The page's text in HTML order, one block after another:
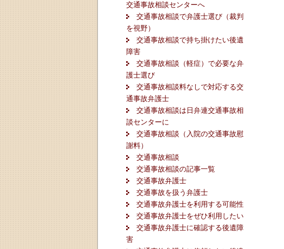
交通事故相談センターへ
交通事故相談で弁護士選び（裁判
を視野）
交通事故相談で持ち掛けたい後遺
障害
交通事故相談（軽症）で必要な弁
護士選び
交通事故相談料なしで対応する交
通事故弁護士
交通事故相談は日弁連交通事故相
談センターに
交通事故相談（入院の交通事故慰
謝料）
交通事故相談
交通事故相談の記事一覧
交通事故弁護士
交通事故を扱う弁護士
交通事故弁護士を利用する可能性
交通事故弁護士をぜひ利用したい
交通事故弁護士に確認する後遺障
害